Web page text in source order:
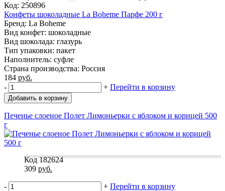
Код: 250896
Конфеты шоколадные La Boheme Парфе 200 г
Бренд: La Boheme
Вид конфет: шоколадные
Вид шоколада: глазурь
Тип упаковки: пакет
Наполнитель: суфле
Страна производства: Россия
184 руб.
-
+ Перейти в корзину
Добавить в корзину
Печенье слоеное Полет Лимоньерки с яблоком и корицей 500
г
Код 182624
309 руб.
- + Перейти в корзину